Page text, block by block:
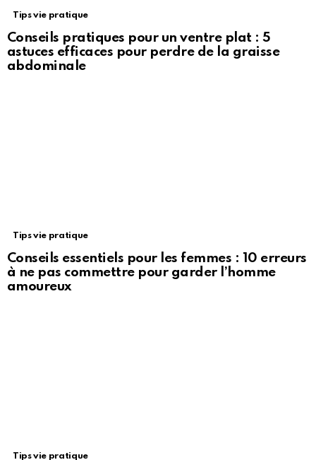
Tips vie pratique
Conseils pratiques pour un ventre plat : 5
astuces efficaces pour perdre de la graisse
abdominale
Tips vie pratique
Conseils essentiels pour les femmes : 10 erreurs
à ne pas commettre pour garder l’homme
amoureux
Tips vie pratique